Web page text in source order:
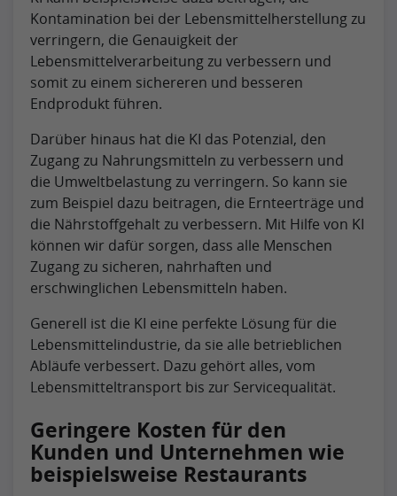
Kontamination bei der Lebensmittelherstellung zu
verringern, die Genauigkeit der
Lebensmittelverarbeitung zu verbessern und
somit zu einem sichereren und besseren
Endprodukt führen.
Darüber hinaus hat die KI das Potenzial, den
Zugang zu Nahrungsmitteln zu verbessern und
die Umweltbelastung zu verringern. So kann sie
zum Beispiel dazu beitragen, die Ernteerträge und
die Nährstoffgehalt zu verbessern. Mit Hilfe von KI
können wir dafür sorgen, dass alle Menschen
Zugang zu sicheren, nahrhaften und
erschwinglichen Lebensmitteln haben.
Generell ist die KI eine perfekte Lösung für die
Lebensmittelindustrie, da sie alle betrieblichen
Abläufe verbessert. Dazu gehört alles, vom
Lebensmitteltransport bis zur Servicequalität.
Geringere Kosten für den
Kunden und Unternehmen wie
beispielsweise Restaurants